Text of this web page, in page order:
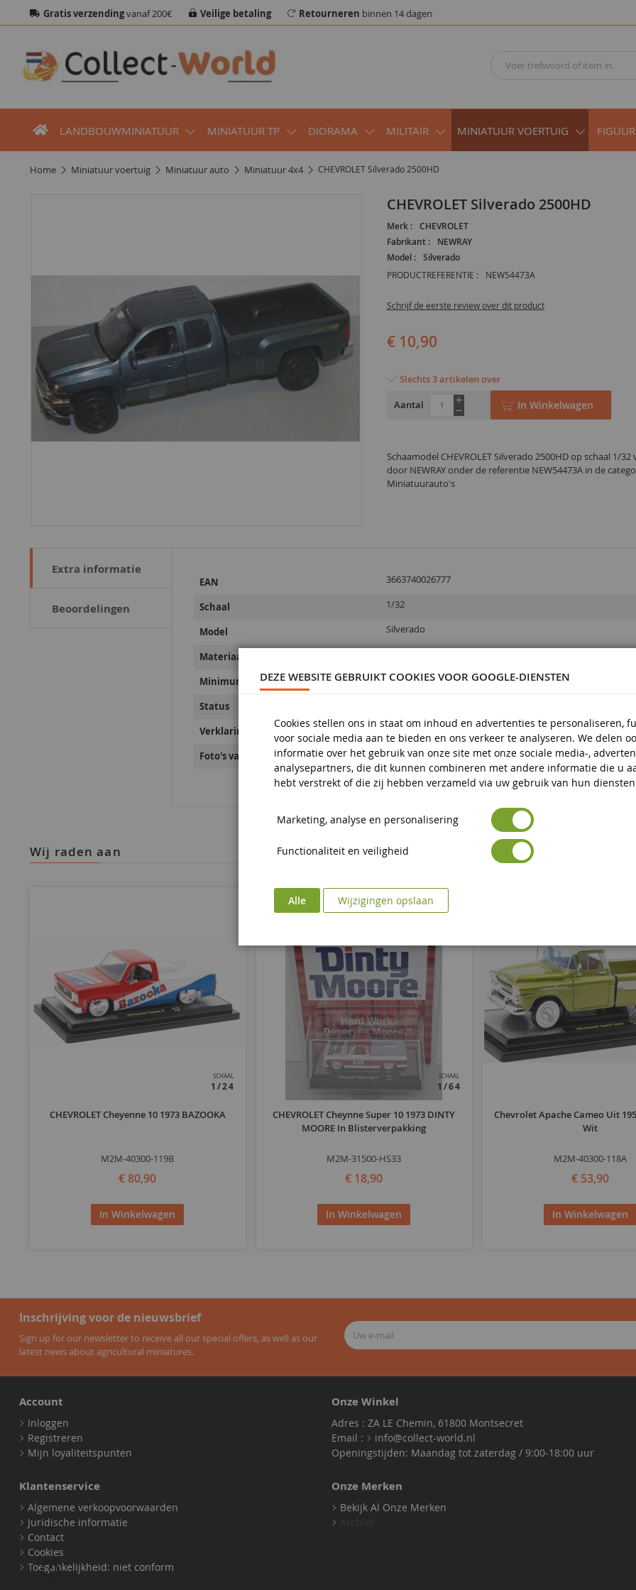
Gratis verzendingvanaf 200€ Veilige betaling Retourneren binnen 14 dagen
LANDBOUWMINIATUUR MINIATUUR TP DIORAMA MILITAIR MINIATUUR VOERTUIG FIGUUR
home miniatuur voertuig miniatuur auto miniatuur 4x4 CHEVROLET Silverado 2500HD
CHEVROLET Silverado 2500HD
Merk :
CHEVROLET
Fabrikant :
NEWRAY
Model :
Silverado
PRODUCTREFERENTIE : NEW54473A
Schrijf de eerste review over dit product
€ 10,90
Slechts 3 artikelen over
Aantal
In Winkelwagen
Schaamodel CHEVROLET Silverado 2500HD op schaal 1/
door NEWRAY onder de referentie NEW54473A in de
Miniatuurauto's
Extra informatie
Beoordelingen
informatie
EAN 3663740026777
Schaal 1/32
Model Silverado
Materiaal
Minimumleeftijd 3 jaar en ouder
Status
Verklaringen inzake productveiligheid Avertissement : ne convient pas aux enfants de moins de 3
Foto's van productveiligheid Marquage CE
wij raden aan
SCHAAL
1/24
CHEVROLET Cheyenne 10 1973 BAZOOKA
M2M-40300-119B
€ 80,90
In Winkelwagen
SCHAAL
1/64
CHEVROLET Cheynne Super 10 1973 DINTY
MOORE In Blisterverpakking
M2M-31500-HS33
€ 18,90
In Winkelwagen
Chevrolet Apache Cameo Uit
Wit
M2M-40300-118A
€ 53,90
In Winkelwagen
Inschrijving voor de nieuwsbrief
Sign up for our newsletter to receive all our special offers, as well as our
latest news about agricultural miniatures.
Account
Inloggen
Registreren
Mijn loyaliteitspunten
Klantenservice
Algemene verkoopvoorwaarden
Juridische informatie
Contact
Cookies
Toegankelijkheid: niet conform
Onze Winkel
Adres : ZA LE Chemin, 61800 Montsecret
Email :
info@collect-world.nl
Openingstijden: Maandag tot zaterdag / 9:00-18:00 uur
Onze Merken
Bekijk Al Onze Merken
DEZE WEBSITE GEBRUIKT COOKIES VOOR GOOGLE-DIENSTEN
Cookies stellen ons in staat om inhoud en advertenties te personaliseren,
voor sociale media aan te bieden en ons verkeer te analyseren. We delen
informatie over het gebruik van onze site met onze sociale media-,
analysepartners, die dit kunnen combineren met andere informatie die u
hebt verstrekt of die zij hebben verzameld via uw gebruik van hun
Marketing, analyse en personalisering
Functionaliteit en veiligheid
Alle Wijzigingen opslaan